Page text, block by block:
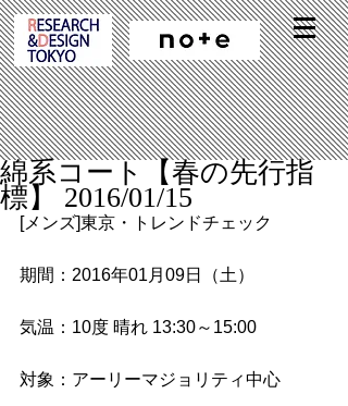
綿系コート【春の先行指
標】 2016/01/15
[メンズ]東京・トレンドチェック
期間：2016年01月09日（土）
気温：10度 晴れ 13:30～15:00
対象：アーリーマジョリティ中心